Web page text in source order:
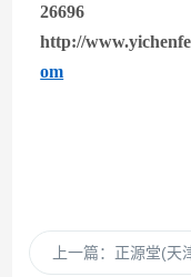
26696
http://
om
上一篇： 正源堂(天